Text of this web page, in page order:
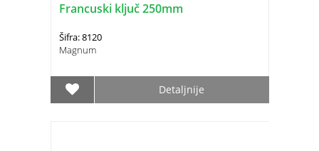
Francuski ključ 250mm
Šifra: 8120
Magnum
Detaljnije